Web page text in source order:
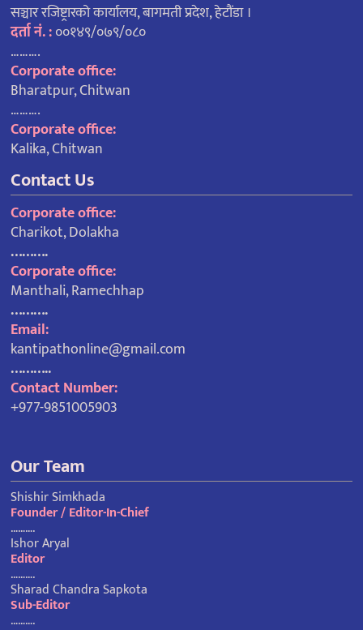
सञ्चार रजिष्ट्रारको कार्यालय, बागमती प्रदेश, हेटौंडा ।
दर्ता नं. :००१४९/०७९/०८०
……….
Corporate office:
Bharatpur, Chitwan
……….
Corporate office:
Kalika, Chitwan
Contact Us
Corporate office:
Charikot, Dolakha
……….
Corporate office:
Manthali, Ramechhap
……….
Email:
kantipathonline@gmail.com
………..
Contact Number:
+977-9851005903
Our Team
Shishir Simkhada
Founder / Editor-In-Chief
……….
Ishor Aryal
Editor
……….
Sharad Chandra Sapkota
Sub-Editor
……….